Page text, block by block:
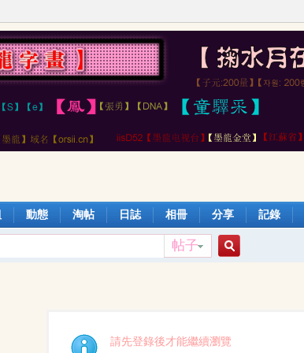
動態 淘帖 日誌 相冊 分享 記錄
帖子
索
請先登錄後才能繼續瀏覽